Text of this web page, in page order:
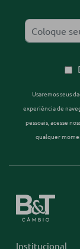
Institucional
Usaremos seus
experiência de
pessoais, acesse
qualquer